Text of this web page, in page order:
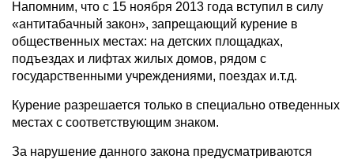
Напомним, что с 15 ноября 2013 года вступил в силу
«антитабачный закон», запрещающий курение в
общественных местах: на детских площадках,
подъездах и лифтах жилых домов, рядом с
государственными учреждениями, поездах и.т.д.
Курение разрешается только в специально отведенных
местах с соответствующим знаком.
За нарушение данного закона предусматриваются